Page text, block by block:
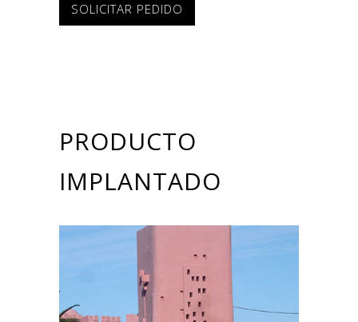
SOLICITAR PEDIDO
PRODUCTO
IMPLANTADO